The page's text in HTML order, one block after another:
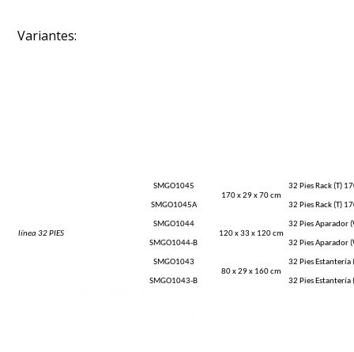
Variantes:
línea 32 PIES
SMGO1045
170 x 29 x 70 cm
32 Pies Rack (T)
SMGO1045A 32 Pies Rack (T)
SMGO1044
120 x 33 x 120 cm
32 Pies Aparador
SMGO1044-B 32 Pies Aparador
SMGO1043
80 x 29 x 160 cm
32 Pies
SMGO1043-B 32 Pies